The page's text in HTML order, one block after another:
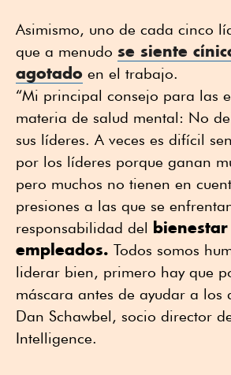
Asimismo, uno de cada cinco
que a menudo se siente
agotado en el trabajo.
“Mi principal consejo para las
materia de salud mental: No
sus líderes. A veces es difícil
por los líderes porque ganan
pero muchos no tienen en
presiones a las que se
responsabilidad del
empleados. Todos somos
liderar bien, primero hay que
máscara antes de ayudar a los
Dan Schawbel, socio director
Intelligence.